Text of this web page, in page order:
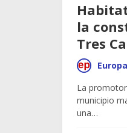
la
Tres
La
municipio
una…